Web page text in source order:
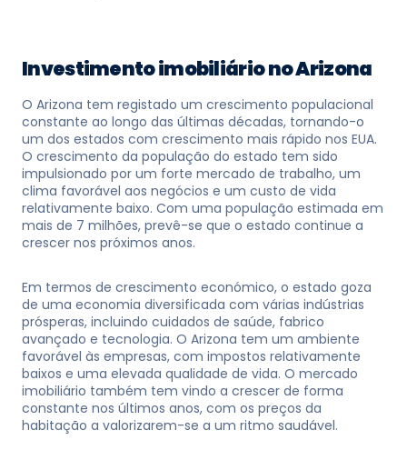
Investimento imobiliário no Arizona
O Arizona tem registado um crescimento populacional
constante ao longo das últimas décadas, tornando-o
um dos estados com crescimento mais rápido nos EUA.
O crescimento da população do estado tem sido
impulsionado por um forte mercado de trabalho, um
clima favorável aos negócios e um custo de vida
relativamente baixo. Com uma população estimada em
mais de 7 milhões, prevê-se que o estado continue a
crescer nos próximos anos.
Em termos de crescimento económico, o estado goza
de uma economia diversificada com várias indústrias
prósperas, incluindo cuidados de saúde, fabrico
avançado e tecnologia. O Arizona tem um ambiente
favorável às empresas, com impostos relativamente
baixos e uma elevada qualidade de vida. O mercado
imobiliário também tem vindo a crescer de forma
constante nos últimos anos, com os preços da
habitação a valorizarem-se a um ritmo saudável.